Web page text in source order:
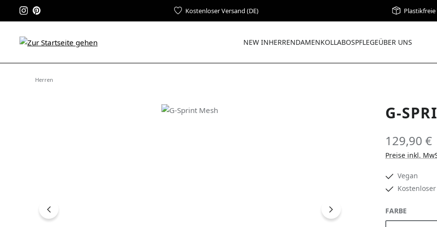
Kostenloser Versand (DE)
NEW INHERRENDAMENKOLLABOSPFLEGEÜBER UNS
Herren
G-
129,90 €
Preise inkl.
Vegan
FARBE